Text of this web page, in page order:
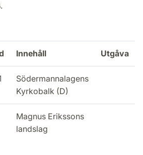
Innehåll Utgåva
Södermannalagens
Kyrkobalk (D)
Magnus Erikssons
landslag